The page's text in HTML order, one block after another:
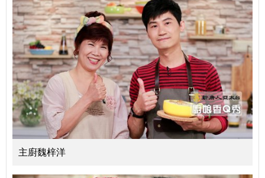
主廚魏梓洋